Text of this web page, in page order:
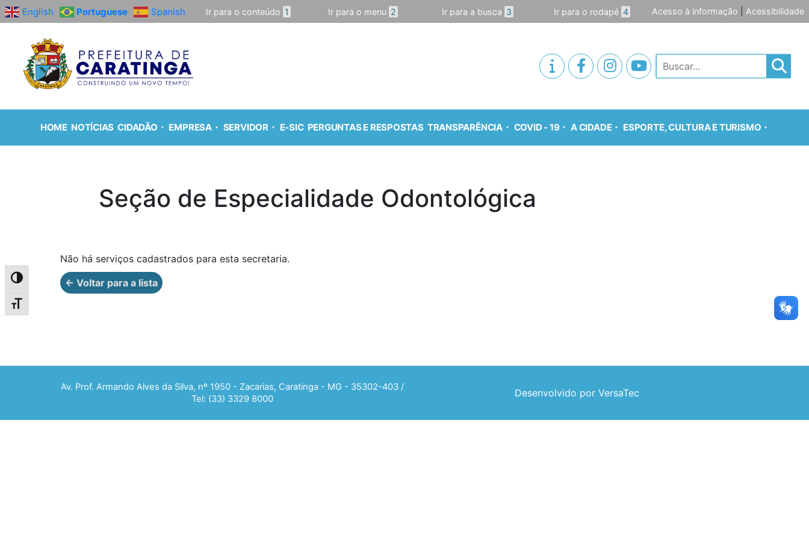
Alternar alto contraste
Alternar tamanho da fonte
English Portuguese Spanish Ir para o conteúdo 1 Ir para o menu 2 Ir para a busca 3 Ir para o rodapé 4 Acesso à informação Acessibilidade
Pesquisar
HOME NOTÍCIAS CIDADÃO EMPRESA SERVIDOR E-SIC PERGUNTAS E RESPOSTAS TRANSPARÊNCIA COVID - 19 A CIDADE ESPORTE, CULTURA E TURISMO
Seção de Especialidade Odontológica
Não há serviços cadastrados para esta secretaria.
← Voltar para a lista
Av. Prof. Armando Alves da Silva, nº 1950 - Zacarias, Caratinga - MG - 35302-403 /
Tel: (33) 3329 8000
Desenvolvido por VersaTec